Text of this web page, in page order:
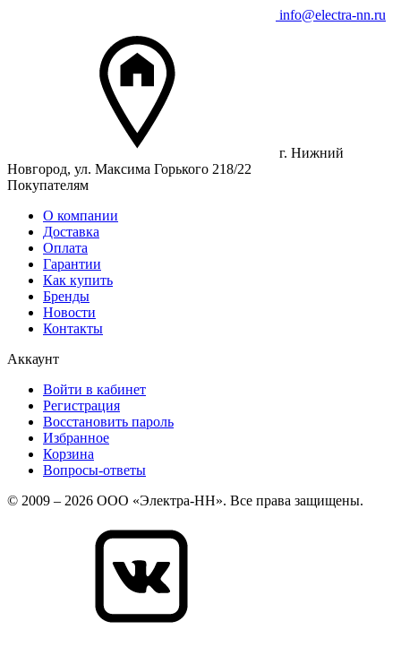
info@electra-nn.ru
г. Нижний
Новгород, ул. Максима Горького 218/22
Покупателям
О компании
Доставка
Оплата
Гарантии
Как купить
Бренды
Новости
Контакты
Аккаунт
Войти в кабинет
Регистрация
Восстановить пароль
Избранное
Корзина
Вопросы-ответы
© 2009 – 2026 ООО «Электра-НН». Все права защищены.